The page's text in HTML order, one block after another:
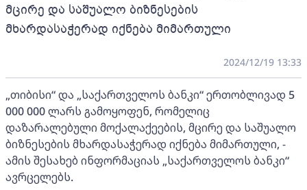
მცირე და საშუალო ბიზნესების
მხარდასაჭერად იქნება მიმართული
2024/12/19 13:33
„თიბისი“ და „საქართველოს ბანკი“ ერთობლივად 5
000 000 ლარს გამოყოფენ, რომელიც
დაზარალებული მოქალაქეების, მცირე და საშუალო
ბიზნესების მხარდასაჭერად იქნება მიმართული, -
ამის შესახებ ინფორმაციას „საქართველოს ბანკი“
ავრცელებს.